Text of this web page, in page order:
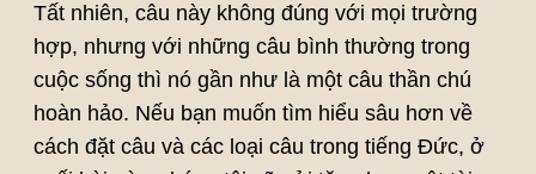
Tất nhiên, câu này không đúng với mọi trường
hợp, nhưng với những câu bình thường trong
cuộc sống thì nó gần như là một câu thần chú
hoàn hảo. Nếu bạn muốn tìm hiểu sâu hơn về
cách đặt câu và các loại câu trong tiếng Đức, ở